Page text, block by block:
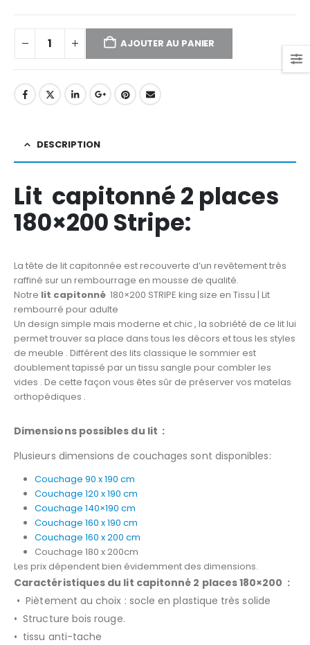
AJOUTER AU PANIER
DESCRIPTION
Lit capitonné 2 places
180×200 Stripe:
La tête de lit capitonnée est recouverte d’un revêtement très
raffiné sur un rembourrage en mousse de qualité.
Notre lit capitonné 180×200 STRIPE king size en Tissu | Lit
rembourré pour adulte
Un design simple mais moderne et chic , la sobriété de ce lit lui
permet trouver sa place dans tous les décors et tous les styles
de meuble . Différent des lits classique le sommier est
doublement tapissé par un tissu sangle pour combler les
vides . De cette façon vous êtes sûr de préserver vos matelas
orthopédiques .
Dimensions possibles du lit :
Plusieurs dimensions de couchages sont disponibles:
Couchage 90 x 190 cm
Couchage 120 x 190 cm
Couchage 140×190 cm
Couchage 160 x 190 cm
Couchage 160 x 200 cm
Couchage 180 x 200cm
Les prix dépendent bien évidemment des dimensions.
Caractéristiques du lit capitonné 2 places 180×200 :
• Piètement au choix : socle en plastique très solide
• Structure bois rouge.
• tissu anti-tache